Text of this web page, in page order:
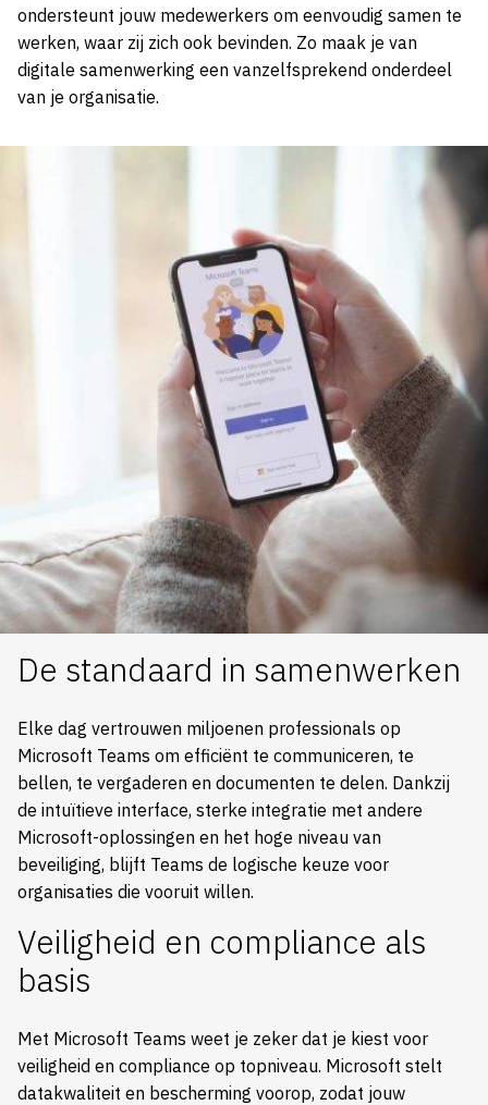
ondersteunt jouw medewerkers om eenvoudig samen te
werken, waar zij zich ook bevinden. Zo maak je van
digitale samenwerking een vanzelfsprekend onderdeel
van je organisatie.
De standaard in samenwerken
Elke dag vertrouwen miljoenen professionals op
Microsoft Teams om efficiënt te communiceren, te
bellen, te vergaderen en documenten te delen. Dankzij
de intuïtieve interface, sterke integratie met andere
Microsoft-oplossingen en het hoge niveau van
beveiliging, blijft Teams de logische keuze voor
organisaties die vooruit willen.
Veiligheid en compliance als
basis
Met Microsoft Teams weet je zeker dat je kiest voor
veiligheid en compliance op topniveau. Microsoft stelt
datakwaliteit en bescherming voorop, zodat jouw